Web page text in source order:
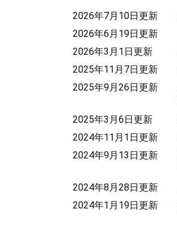
2026年7月10日更新
2026年6月19日更新
2026年3月1日更新
2025年11月7日更新
2025年9月26日更新
2025年3月6日更新
2024年11月1日更新
2024年9月13日更新
2024年8月28日更新
2024年1月19日更新